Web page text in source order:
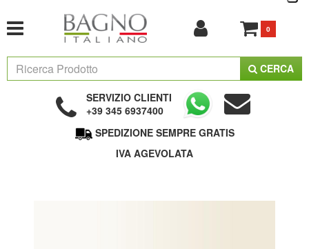
0
CERCA
SERVIZIO CLIENTI
+39 345 6937400
SPEDIZIONE SEMPRE GRATIS
IVA AGEVOLATA